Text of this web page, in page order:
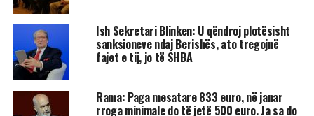
Ish Sekretari Blinken: U qëndroj plotësisht
sanksioneve ndaj Berishës, ato tregojnë
fajet e tij, jo të SHBA
Rama: Paga mesatare 833 euro, në janar
rroga minimale do të jetë 500 euro. Ja sa do